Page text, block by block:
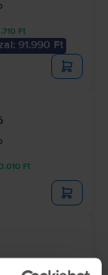
Ft
91.990 Ft
Ft